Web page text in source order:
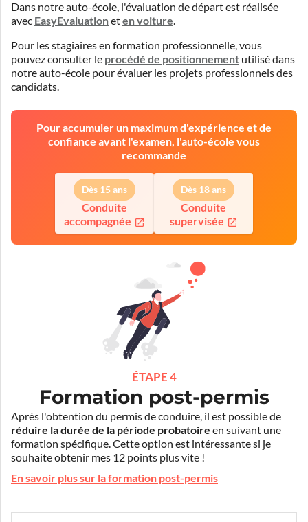
Dans notre auto-école, l'évaluation de départ est réalisée
avec EasyEvaluationeten voiture.
Pour les stagiaires en formation professionnelle, vous
pouvez consulter le procédé de positionnement utilisé dans
notre auto-école pour évaluer les projets professionnels des
candidats.
Pour accumuler un maximum d'expérience et de
confiance avant l'examen, l'auto-école vous
recommande
Dès 15 ans
Conduite
accompagnée
Dès 18 ans
Conduite
supervisée
ÉTAPE 4
Formation post-permis
Après l'obtention du permis de conduire, il est possible de
réduire la durée de la période probatoire en suivant une
formation spécifique. Cette option est intéressante si je
souhaite obtenir mes 12 points plus vite !
En savoir plus sur la formation post-permis